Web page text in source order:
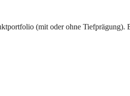
(mit oder ohne Tiefprägung).